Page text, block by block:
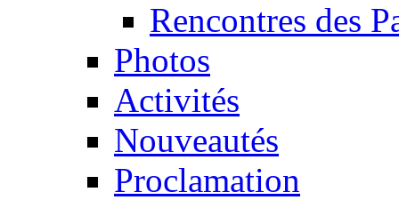
Rencontres des
Photos
Activités
Nouveautés
Proclamation